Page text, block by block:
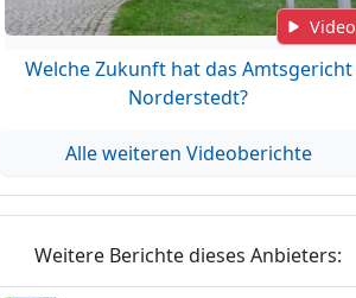
Video
Welche Zukunft hat das Amtsgericht
Norderstedt?
Alle weiteren Videoberichte
Weitere Berichte dieses Anbieters: